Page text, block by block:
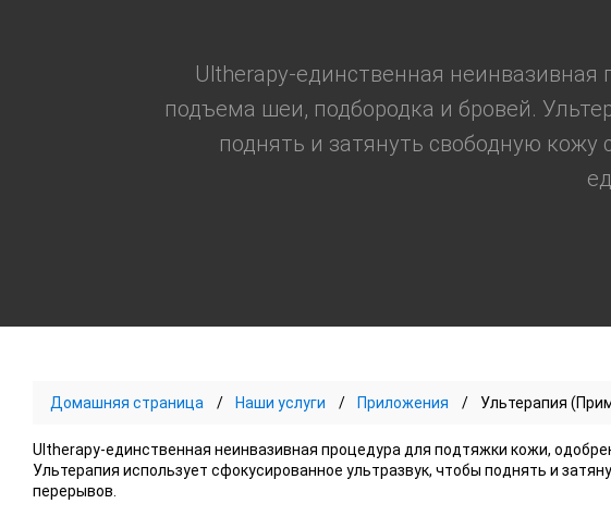
Ultherapy-единственная
подъема шеи, подбородка и бровей.
поднять и затянуть свободную
Домашняя страница Наши услуги Приложения Ультерапия
Ultherapy-единственная неинвазивная процедура для подтяжки кожи,
Ультерапия использует сфокусированное ультразвук, чтобы поднять и
перерывов.